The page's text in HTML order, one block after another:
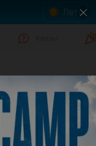
Лето